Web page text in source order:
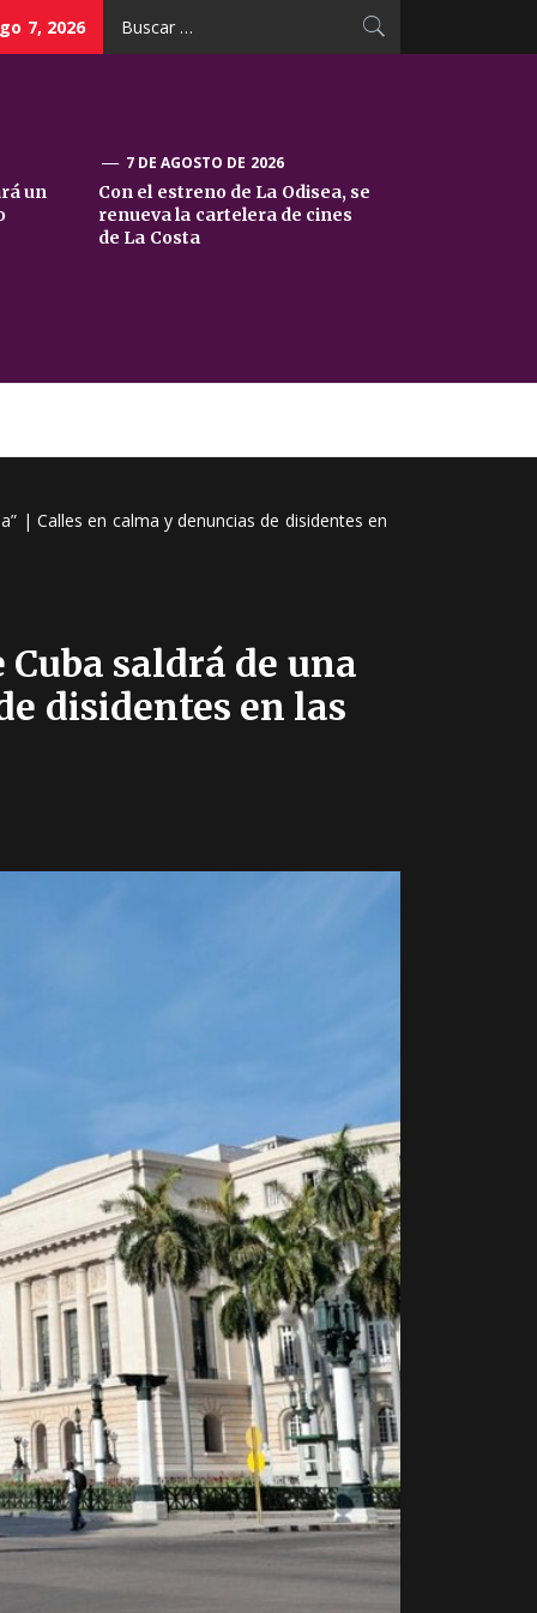
7, 2026
un
7 DE AGOSTO DE 2026
Con el estreno de La Odisea, se
renueva la cartelera de cines
de La Costa
| Calles en calma y denuncias de disidentes en
Cuba saldrá de una
disidentes en las